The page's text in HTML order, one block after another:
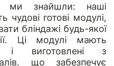
ми знайшли: наші
чудові готові модулі,
бліндажі будь-якої
Ці модулі мають
і виготовлені з
що забезпечує